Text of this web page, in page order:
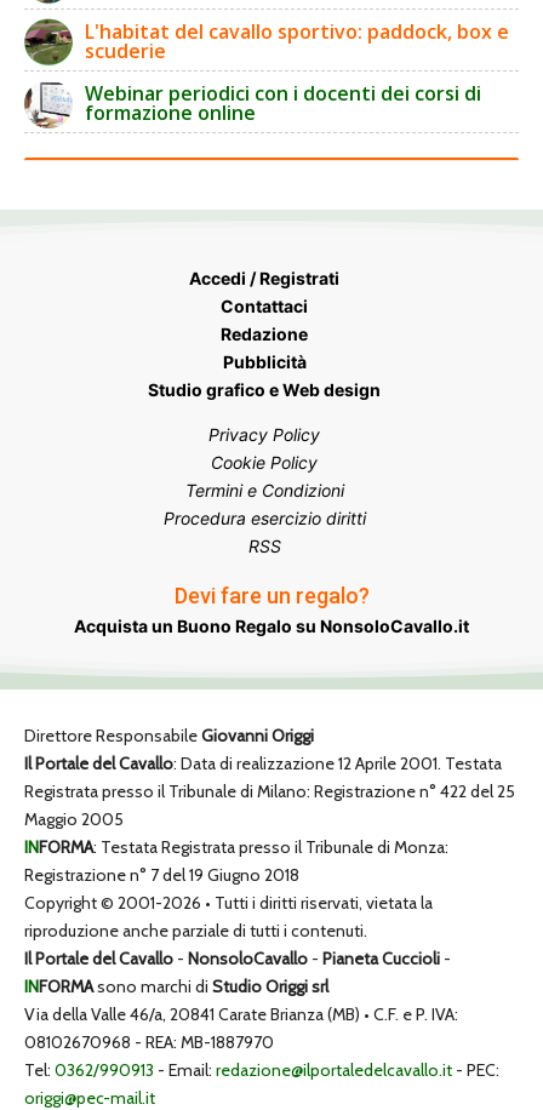
L'habitat del cavallo sportivo: paddock, box e
scuderie
Webinar periodici con i docenti dei corsi di
formazione online
Accedi / Registrati
Contattaci
Redazione
Pubblicità
Studio grafico e Web design
Privacy Policy
Cookie Policy
Termini e Condizioni
Procedura esercizio diritti
RSS
Devi fare un regalo?
Acquista un Buono Regalo su NonsoloCavallo.it
Direttore ResponsabileGiovanni Origgi
Il Portale del Cavallo: Data di realizzazione 12 Aprile 2001. Testata
Registrata presso il Tribunale di Milano: Registrazione n° 422 del 25
Maggio 2005
INFORMA: Testata Registrata presso il Tribunale di Monza:
Registrazione n° 7 del 19 Giugno 2018
Copyright © 2001-2026 • Tutti i diritti riservati, vietata la
riproduzione anche parziale di tutti i contenuti.
Il Portale del Cavallo - NonsoloCavallo - Pianeta Cuccioli -
INFORMAsono marchi di Studio Origgi srl
Via della Valle 46/a, 20841 Carate Brianza (MB) • C.F. e P. IVA:
08102670968 - REA: MB-1887970
Tel: 0362/990913 - Email: redazione@ilportaledelcavallo.it - PEC:
origgi@pec-mail.it